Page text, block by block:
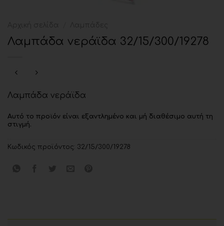
Λαμπάδα νεράϊδα 32/15/300/19278
Λαμπάδα νεράϊδα
Αυτό το προϊόν είναι εξαντλημένο και μή διαθέσιμο αυτή τη
στιγμή.
Κωδικός προϊόντος: 32/15/300/19278